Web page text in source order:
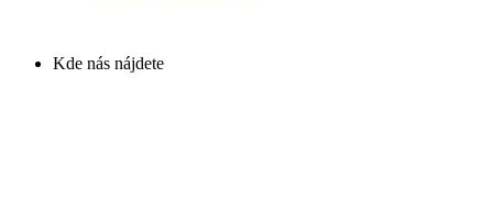
Kde nás nájdete